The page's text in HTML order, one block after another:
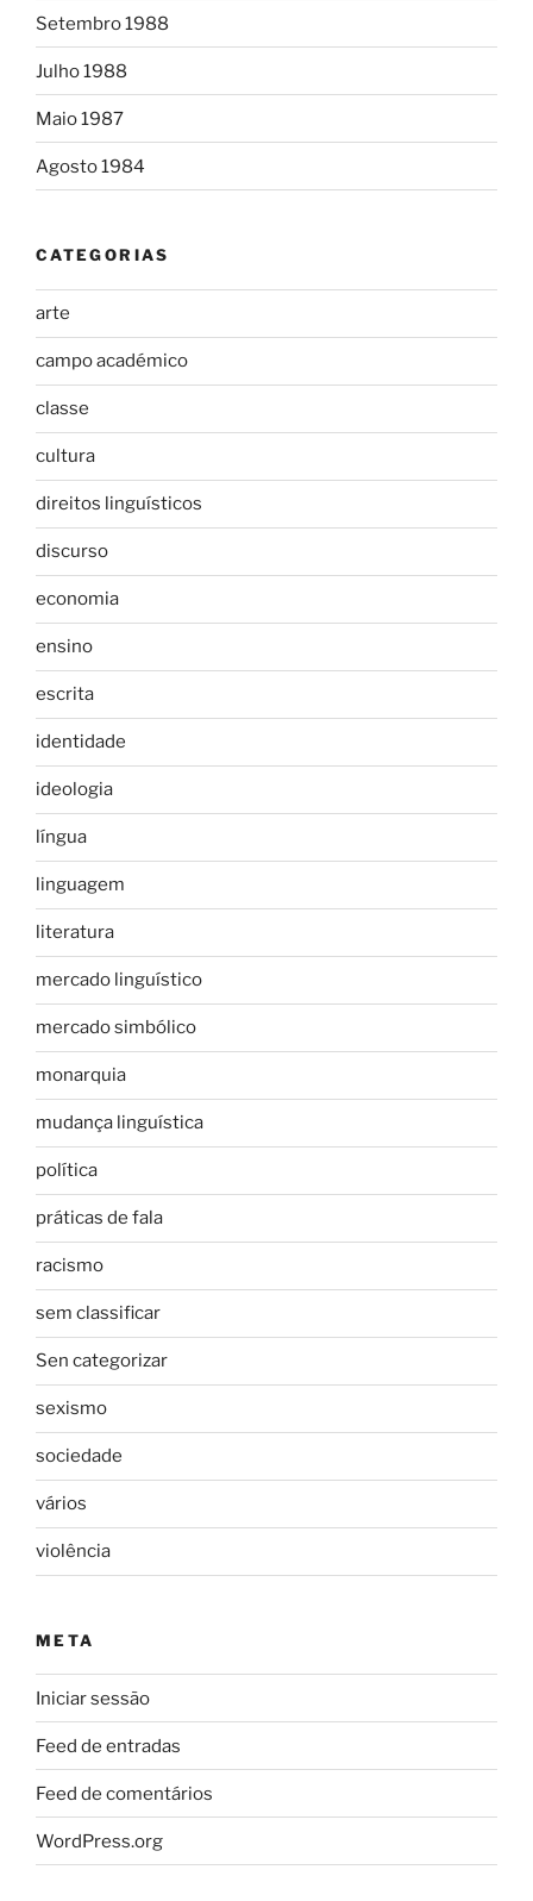
Setembro 1988
Julho 1988
Maio 1987
Agosto 1984
CATEGORIAS
arte
campo académico
classe
cultura
direitos linguísticos
discurso
economia
ensino
escrita
identidade
ideologia
língua
linguagem
literatura
mercado linguístico
mercado simbólico
monarquia
mudança linguística
política
práticas de fala
racismo
sem classificar
Sen categorizar
sexismo
sociedade
vários
violência
META
Iniciar sessão
Feed de entradas
Feed de comentários
WordPress.org